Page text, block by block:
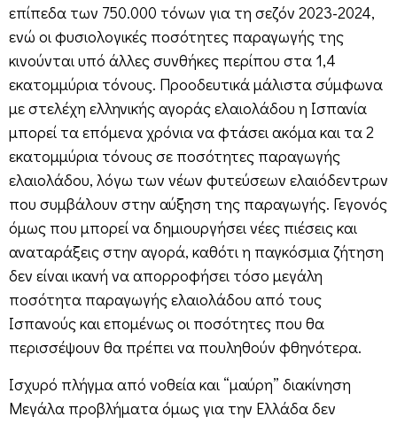
επίπεδα των 750.000 τόνων για τη σεζόν 2023-2024,
ενώ οι φυσιολογικές ποσότητες παραγωγής της
κινούνται υπό άλλες συνθήκες περίπου στα 1,4
εκατομμύρια τόνους. Προοδευτικά μάλιστα σύμφωνα
με στελέχη ελληνικής αγοράς ελαιολάδου η Ισπανία
μπορεί τα επόμενα χρόνια να φτάσει ακόμα και τα 2
εκατομμύρια τόνους σε ποσότητες παραγωγής
ελαιολάδου, λόγω των νέων φυτεύσεων ελαιόδεντρων
που συμβάλουν στην αύξηση της παραγωγής. Γεγονός
όμως που μπορεί να δημιουργήσει νέες πιέσεις και
αναταράξεις στην αγορά, καθότι η παγκόσμια ζήτηση
δεν είναι ικανή να απορροφήσει τόσο μεγάλη
ποσότητα παραγωγής ελαιολάδου από τους
Ισπανούς και επομένως οι ποσότητες που θα
περισσέψουν θα πρέπει να πουληθούν φθηνότερα.
Ισχυρό πλήγμα από νοθεία και “μαύρη” διακίνηση
Μεγάλα προβλήματα όμως για την Ελλάδα δεν